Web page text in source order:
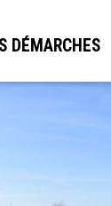
DÉMARCHES